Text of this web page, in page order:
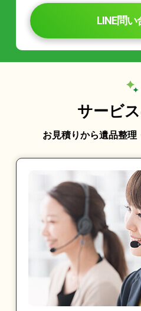
LINE問い
サービ
お見積りから遺品整理